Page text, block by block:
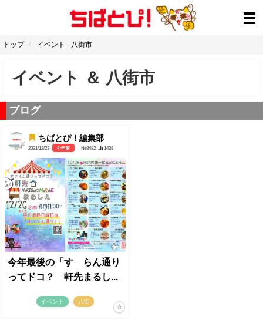
トップ イベント - 八街市
イベント ＆ 八街市
ブログ
ちばとぴ！編集部
2021/12/23 4 年前 - №8482 1438
今年最後の「すゞらん通り
ってドコ？ 軒先まるし...
イベント 八街